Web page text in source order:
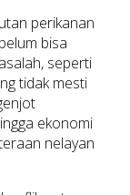
perikanan
bisa
seperti
tidak mesti
ekonomi
nelayan